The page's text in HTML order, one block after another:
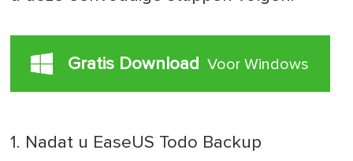
Gratis Download Voor Windows
1. Nadat u EaseUS Todo Backup